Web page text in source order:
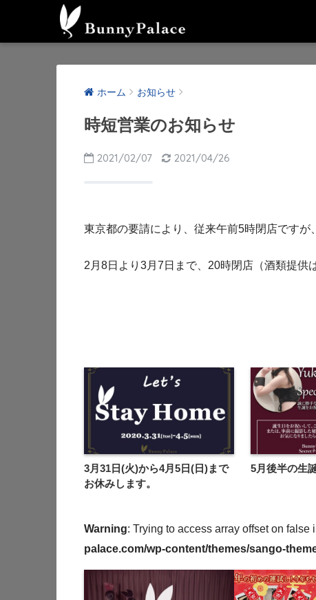
ホーム お知らせ
時短営業のお知らせ
2021/02/07 2021/04/26
東京都の要請により、従来午前5時閉店ですが
2月8日より3月7日まで、20時閉店（酒類提供
3月31日(火)から4月5日(日)まで
お休みします。
5月後半の生
Warning: Trying to access array offset on false
palace.com/wp-content/themes/sango-